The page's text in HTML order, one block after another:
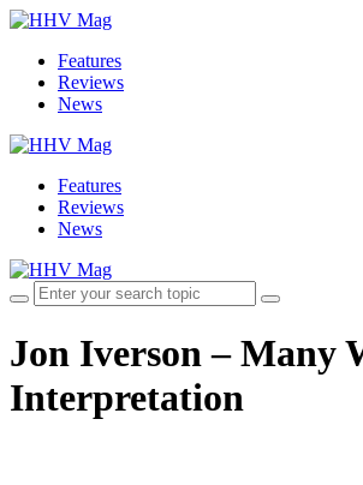
Features
Reviews
News
Features
Reviews
News
Jon Iverson – Many
Interpretation